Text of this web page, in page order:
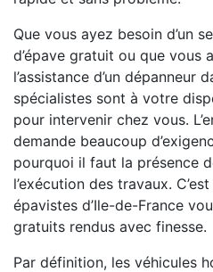
Que vous ayez besoin d’un
d’épave gratuit ou que vous
l’assistance d’un dépanneur
spécialistes sont à votre
pour intervenir chez vous.
demande beaucoup
pourquoi il faut la présence
l’exécution des travaux.
épavistes d’Ile-de-France
gratuits rendus avec finesse.
Par définition, les véhicules